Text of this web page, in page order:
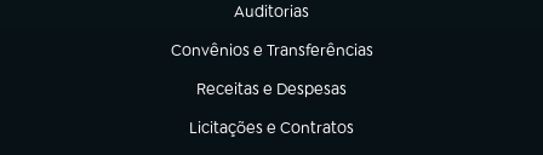
Auditorias
(abre em nova aba)
Convênios e Transferências
(abre em nova aba)
Receitas e Despesas
(abre em nova aba)
Licitações e Contratos
(abre em nova aba)